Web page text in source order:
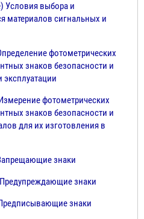
Условия выбора и
материалов сигнальных и
фотометрических
знаков безопасности и
эксплуатации
фотометрических
знаков безопасности и
для их изготовления в
знаки
знаки
знаки